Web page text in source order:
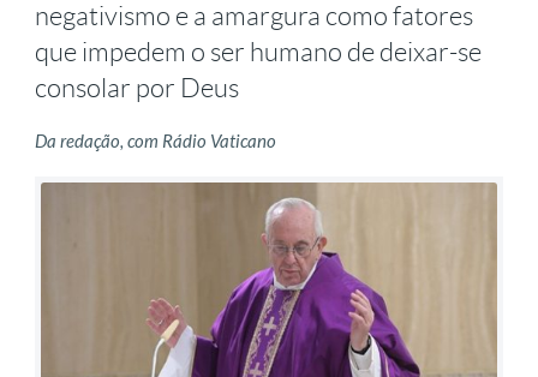
negativismo e a amargura como fatores
que impedem o ser humano de deixar-se
consolar por Deus
Da redação, com Rádio Vaticano